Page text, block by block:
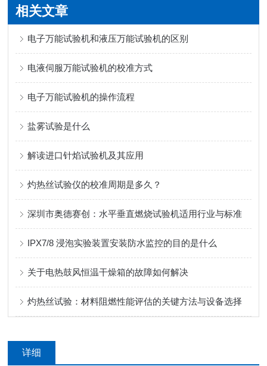
相关文章
电子万能试验机和液压万能试验机的区别
电液伺服万能试验机的校准方式
电子万能试验机的操作流程
盐雾试验是什么
解读进口针焰试验机及其应用
灼热丝试验仪的校准周期是多久？
深圳市奥德赛创：水平垂直燃烧试验机适用行业与标准
IPX7/8 浸泡实验装置安装防水监控的目的是什么
关于电热鼓风恒温干燥箱的故障如何解决
灼热丝试验：材料阻燃性能评估的关键方法与设备选择
详细